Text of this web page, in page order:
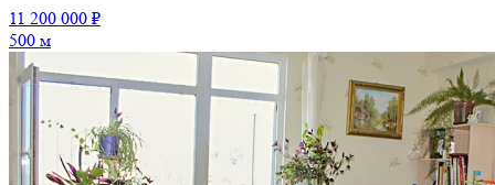
11 200 000 ₽
500 м